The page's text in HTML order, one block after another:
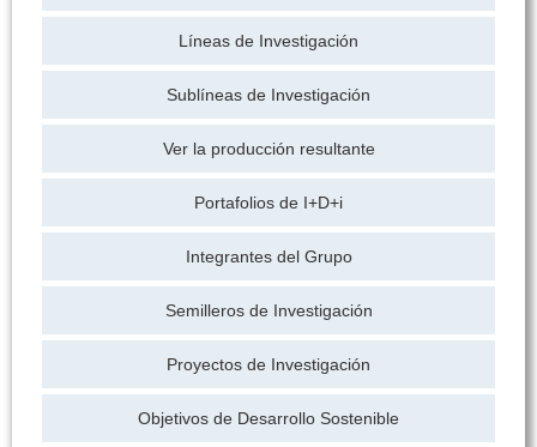
Líneas de Investigación
Sublíneas de Investigación
Ver la producción resultante
Portafolios de I+D+i
Integrantes del Grupo
Semilleros de Investigación
Proyectos de Investigación
Objetivos de Desarrollo Sostenible